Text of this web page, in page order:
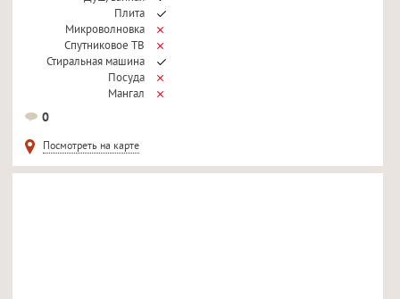
Плита
Микроволновка
Спутниковое ТВ
Стиральная машина
Посуда
Мангал
Можно ли с животными
0
Посмотреть на карте